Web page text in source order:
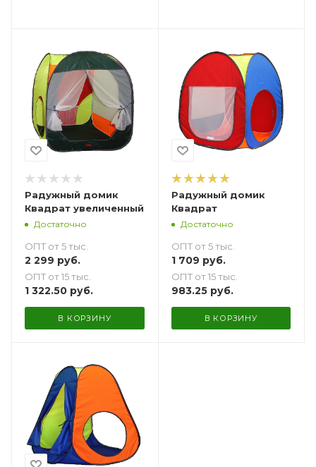
Радужный домик
Квадрат увеличенный
Достаточно
ОПТ от 5 тыс.
2 299 руб.
ОПТ от 15 тыс.
1 322.50 руб.
В КОРЗИНУ
Радужный домик
Квадрат
Достаточно
ОПТ от 5 тыс.
1 709 руб.
ОПТ от 15 тыс.
983.25руб.
В КОРЗИНУ